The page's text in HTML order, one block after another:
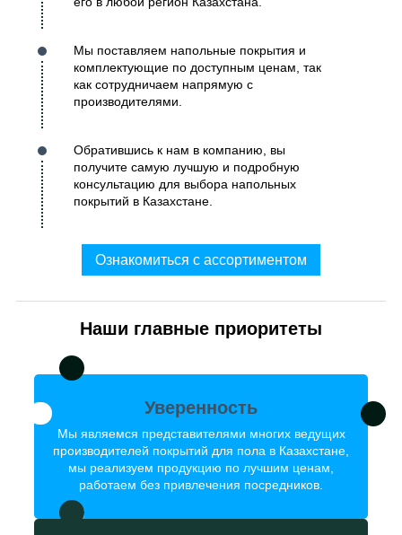
Мы поставляем напольные покрытия и
комплектующие по доступным ценам, так
как сотрудничаем напрямую с
производителями.
Обратившись к нам в компанию, вы
получите самую лучшую и подробную
консультацию для выбора напольных
покрытий в Казахстане.
Ознакомиться с ассортиментом
Наши главные приоритеты
Уверенность
Мы являемся представителями многих ведущих
производителей покрытий для пола в Казахстане,
мы реализуем продукцию по лучшим ценам,
работаем без привлечения посредников.